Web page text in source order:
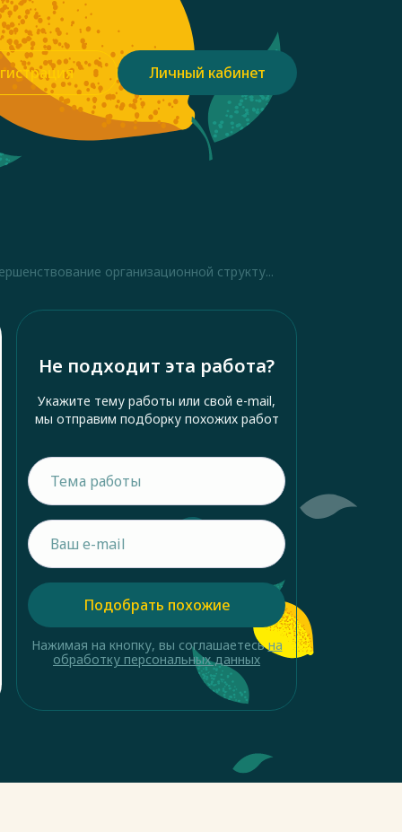
Личный кабинет
организационной структу...
Не подходит эта работа?
Укажите тему работы или свой e-mail,
мы отправим подборку похожих работ
Подобрать похожие
Нажимая на кнопку, вы соглашаетесьна
обработку персональных данных